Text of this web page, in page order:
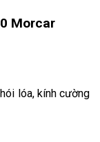
Morcar
lóa, kính cường